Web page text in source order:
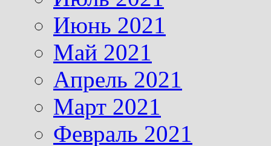
Июнь 2021
Май 2021
Апрель 2021
Март 2021
Февраль 2021